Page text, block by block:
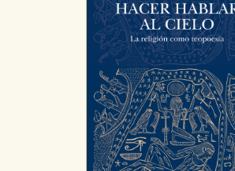
HABILITAR TODO
Cookies necesarias
Estas cookies son necesarias para
web funcione y no es posible
nuestro sistema. Es posible hacerlo
navegador, pero en ese caso es
áreas de nuestra web dejen de
correctamente.